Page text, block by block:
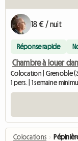
18 € / nuit
Réponse rapide
Chambre à louer
Colocation | Grenoble
1 pers. | 1 semaine
Colocations ›